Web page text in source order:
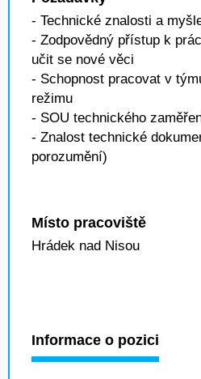
- Technické znalosti a
- Zodpovědný přístup k
učit se nové věci
- Schopnost pracovat v
režimu
- SOU technického
- Znalost technické
porozumění)
Místo pracoviště
Hrádek nad Nisou
Informace o pozici